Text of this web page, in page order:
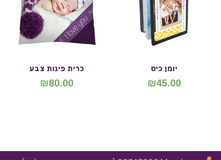
יומן כיס
₪45.00
כרית פינות צבע
₪80.00